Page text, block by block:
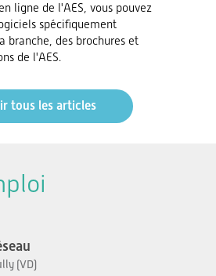
ligne de l'AES, vous pouvez
spécifiquement
branche, des brochures et
de l'AES.
tous les articles
(VD)